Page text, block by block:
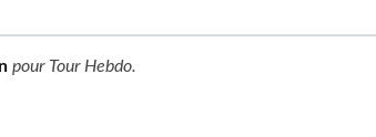
pour Tour Hebdo.